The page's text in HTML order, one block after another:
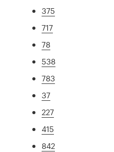
375
717
78
538
783
37
227
415
842